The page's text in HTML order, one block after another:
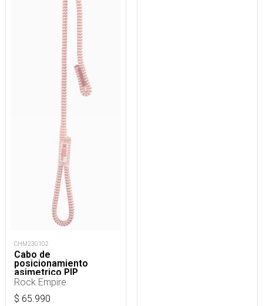
CHM230102
Cabo de
posicionamiento
asimetrico PIP
regulable 15 a 85 cm
Rock Empire
$ 65.990